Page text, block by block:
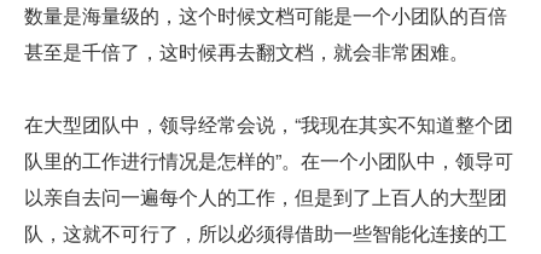
数量是海量级的，这个时候文档可能是一个小团队的百倍
甚至是千倍了，这时候再去翻文档，就会非常困难。
在大型团队中，领导经常会说，“我现在其实不知道整个团
队里的工作进行情况是怎样的”。在一个小团队中，领导可
以亲自去问一遍每个人的工作，但是到了上百人的大型团
队，这就不可行了，所以必须得借助一些智能化连接的工